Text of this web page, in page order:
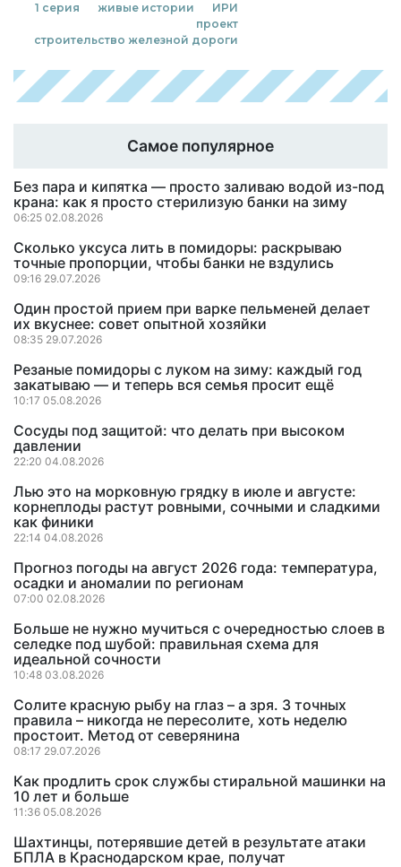
1 серия живые истории
ИРИ
проект
строительство железной дороги
Самое популярное
Без пара и кипятка — просто заливаю водой из-под
крана: как я просто стерилизую банки на зиму
06:25 02.08.2026
Сколько уксуса лить в помидоры: раскрываю
точные пропорции, чтобы банки не вздулись
09:16 29.07.2026
Один простой прием при варке пельменей делает
их вкуснее: совет опытной хозяйки
08:35 29.07.2026
Резаные помидоры с луком на зиму: каждый год
закатываю — и теперь вся семья просит ещё
10:17 05.08.2026
Сосуды под защитой: что делать при высоком
давлении
22:20 04.08.2026
Лью это на морковную грядку в июле и августе:
корнеплоды растут ровными, сочными и сладкими
как финики
22:14 04.08.2026
Прогноз погоды на август 2026 года: температура,
осадки и аномалии по регионам
07:00 02.08.2026
Больше не нужно мучиться с очередностью слоев в
селедке под шубой: правильная схема для
идеальной сочности
10:48 03.08.2026
Солите красную рыбу на глаз – а зря. 3 точных
правила – никогда не пересолите, хоть неделю
простоит. Метод от северянина
08:17 29.07.2026
Как продлить срок службы стиральной машинки на
10 лет и больше
11:36 05.08.2026
Шахтинцы, потерявшие детей в результате атаки
БПЛА в Краснодарском крае, получат